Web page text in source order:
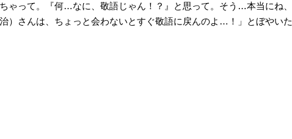
ちゃって。『何…なに、敬語じゃん！？』と思って。そう…本当にね、
）さんは、ちょっと会わないとすぐ敬語に戻んのよ…！」とぼやいた